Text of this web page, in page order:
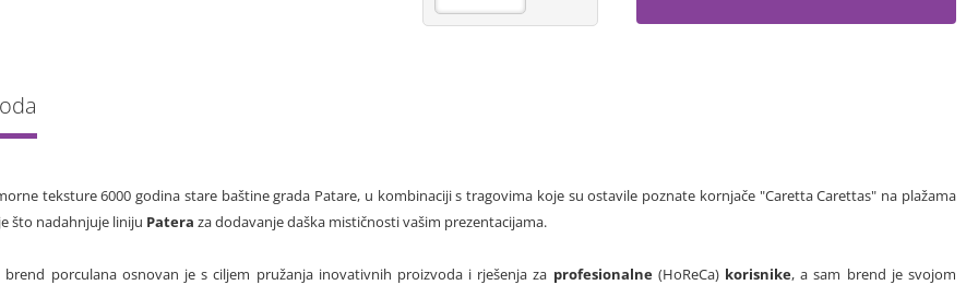
teksture 6000 godina stare baštine grada Patare, u kombinaciji s tragovima koje su ostavile poznate kornjače "Caretta Carettas" na plažama
što nadahnjuje liniju Patera za dodavanje daška mističnosti vašim prezentacijama.
brend porculana osnovan je s ciljem pružanja inovativnih proizvoda i rješenja za profesionalne(HoReCa) korisnike, a sam brend je svojom